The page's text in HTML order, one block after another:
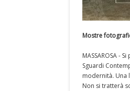
Mostre
MASSAROSA -
Sguardi
modernità. Una
Non si tratterà